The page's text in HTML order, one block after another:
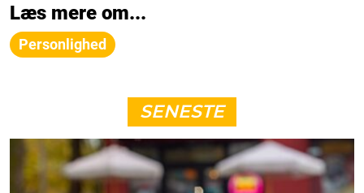
Læs mere om...
Personlighed
SENESTE